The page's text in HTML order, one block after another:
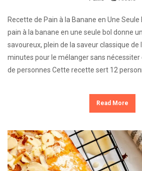
Recette de Pain à la Banane en Une
pain à la banane en une seule bol donne
savoureux, plein de la saveur classique de
minutes pour le mélanger sans nécessiter
de personnes Cette recette sert 12
Read More